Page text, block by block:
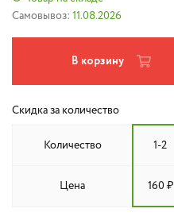
Самовывоз: 11.08.2026
В корзину
Скидка за количество
Количество 1-2
Цена 160 ₽